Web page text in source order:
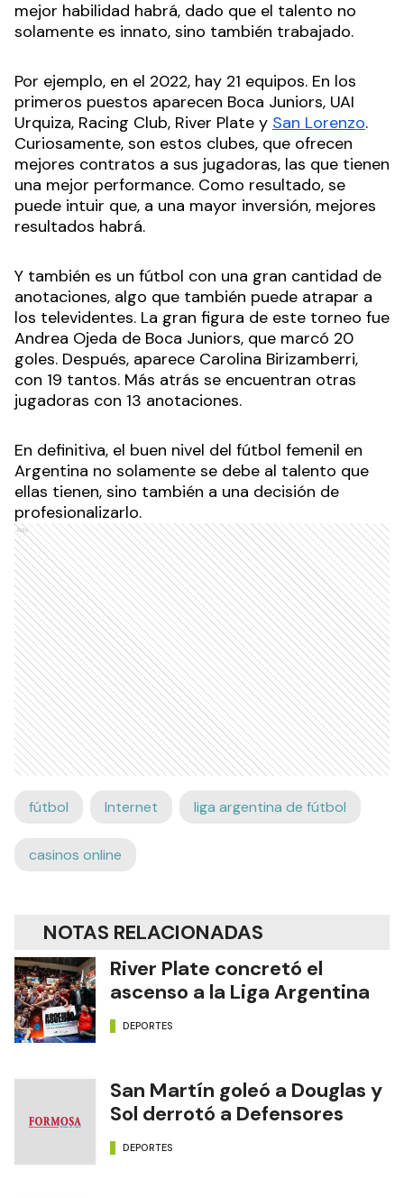
mejor habilidad habrá, dado que el talento no
solamente es innato, sino también trabajado.
Por ejemplo, en el 2022, hay 21 equipos. En los
primeros puestos aparecen Boca Juniors, UAI
Urquiza, Racing Club, River Plate y San Lorenzo.
Curiosamente, son estos clubes, que ofrecen
mejores contratos a sus jugadoras, las que tienen
una mejor performance. Como resultado, se
puede intuir que, a una mayor inversión, mejores
resultados habrá.
Y también es un fútbol con una gran cantidad de
anotaciones, algo que también puede atrapar a
los televidentes. La gran figura de este torneo fue
Andrea Ojeda de Boca Juniors, que marcó 20
goles. Después, aparece Carolina Birizamberri,
con 19 tantos. Más atrás se encuentran otras
jugadoras con 13 anotaciones.
En definitiva, el buen nivel del fútbol femenil en
Argentina no solamente se debe al talento que
ellas tienen, sino también a una decisión de
profesionalizarlo.
Ads
fútbol Internet liga argentina de fútbol
casinos online
NOTAS RELACIONADAS
River Plate concretó el
ascenso a la Liga Argentina
DEPORTES
San Martín goleó a Douglas y
Sol derrotó a Defensores
DEPORTES